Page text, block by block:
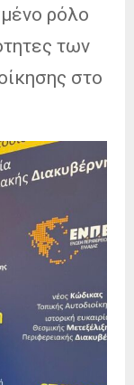
ρόλο
των
στο